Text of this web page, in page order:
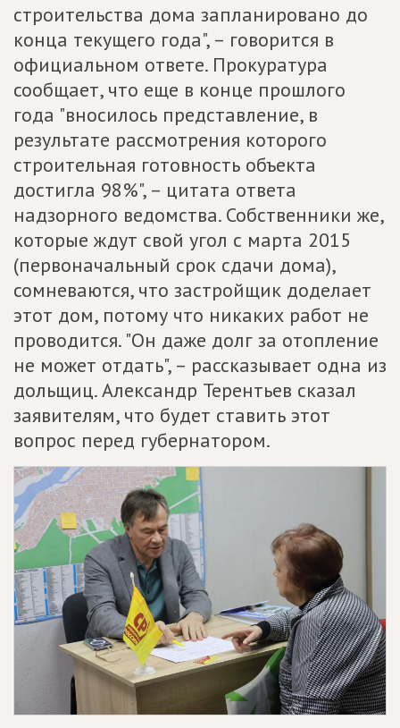
строительства дома запланировано до
конца текущего года", – говорится в
официальном ответе. Прокуратура
сообщает, что еще в конце прошлого
года "вносилось представление, в
результате рассмотрения которого
строительная готовность объекта
достигла 98%", – цитата ответа
надзорного ведомства. Собственники же,
которые ждут свой угол с марта 2015
(первоначальный срок сдачи дома),
сомневаются, что застройщик доделает
этот дом, потому что никаких работ не
проводится. "Он даже долг за отопление
не может отдать", – рассказывает одна из
дольщиц. Александр Терентьев сказал
заявителям, что будет ставить этот
вопрос перед губернатором.